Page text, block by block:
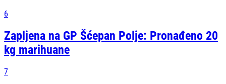
6
Zapljena na GP Šćepan Polje: Pronađeno 20
kg marihuane
7